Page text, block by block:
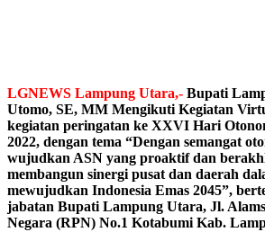
LGNEWS Lampung Utara,- Bupati
Utomo, SE, MM Mengikuti Kegiatan
kegiatan peringatan ke XXVI Hari
2022, dengan tema “Dengan semangat
wujudkan ASN yang proaktif dan
membangun sinergi pusat dan daerah
mewujudkan Indonesia Emas 2045”,
jabatan Bupati Lampung Utara, Jl.
Negara (RPN) No.1 Kotabumi Kab.